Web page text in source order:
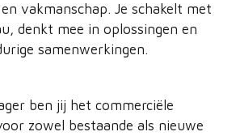
vakmanschap. Je schakelt met
denkt mee in oplossingen en
samenwerkingen.
ben jij het commerciële
zowel bestaande als nieuwe